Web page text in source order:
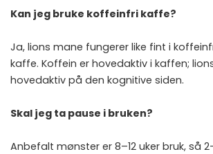
Kan jeg bruke koffeinfri kaffe?
Ja, lions mane fungerer like fint i
kaffe. Koffein er hovedaktiv i kaffen;
hovedaktiv på den kognitive siden.
Skal jeg ta pause i bruken?
Anbefalt mønster er 8–12 uker bruk, så